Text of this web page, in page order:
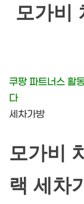
모가비
쿠팡 파트너스 활
다
세차가방
모가비
랙 세차